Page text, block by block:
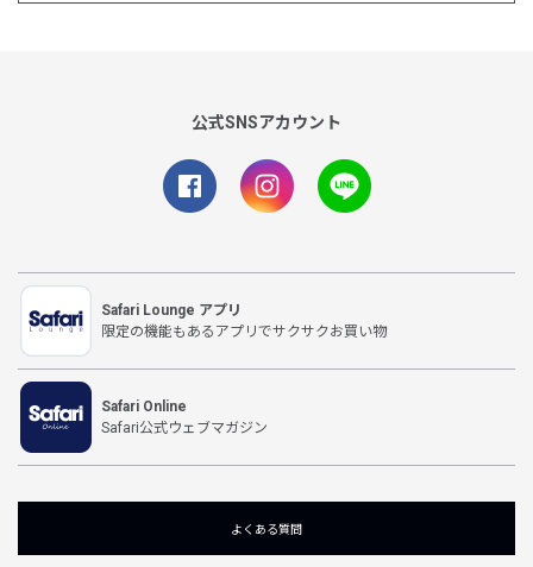
公式SNSアカウント
Safari Lounge アプリ
限定の機能もあるアプリでサクサクお買い物
Safari Online
Safari公式ウェブマガジン
よくある質問